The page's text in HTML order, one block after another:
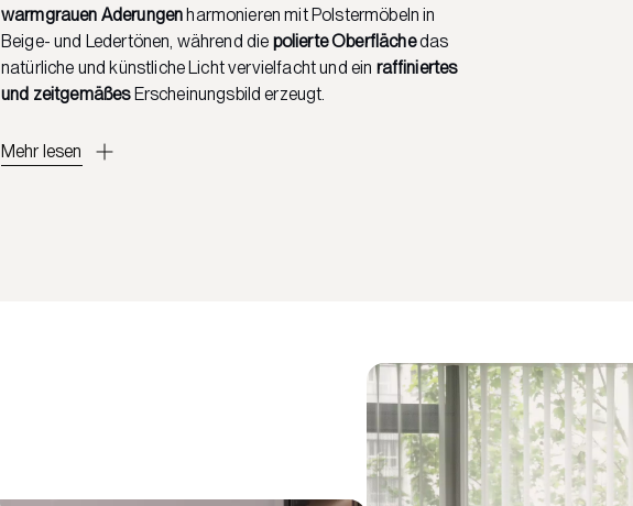
warmgrauen Aderungenharmonieren mit Polstermöbeln in
Beige- und Ledertönen, während die polierte Oberflächedas
natürliche und künstliche Licht vervielfacht und ein raffiniertes
und zeitgemäßesErscheinungsbild erzeugt.
Mehr lesen